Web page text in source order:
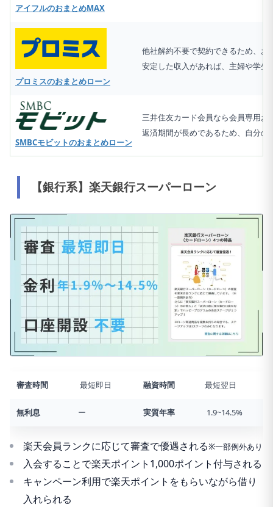
アイフルのおまとめMAX
プロミスのおまとめローン
他社解約不要で契約できるため、
安定した収入があれば、主婦や学生
SMBCモビットのおまとめローン
三井住友カード会員なら会員専用お
返済期間が長めであるため、自分の
【銀行系】楽天銀行スーパーローン
審査時間 最短即日 融資時間 最短翌日
無利息 ー 実質年率 1.9~14.5%
楽天会員ランクに応じて審査で優遇される※一部例外あり
入会することで楽天ポイント1,000ポイント付与される
キャンペーン利用で楽天ポイントをもらいながら借り
入れられる